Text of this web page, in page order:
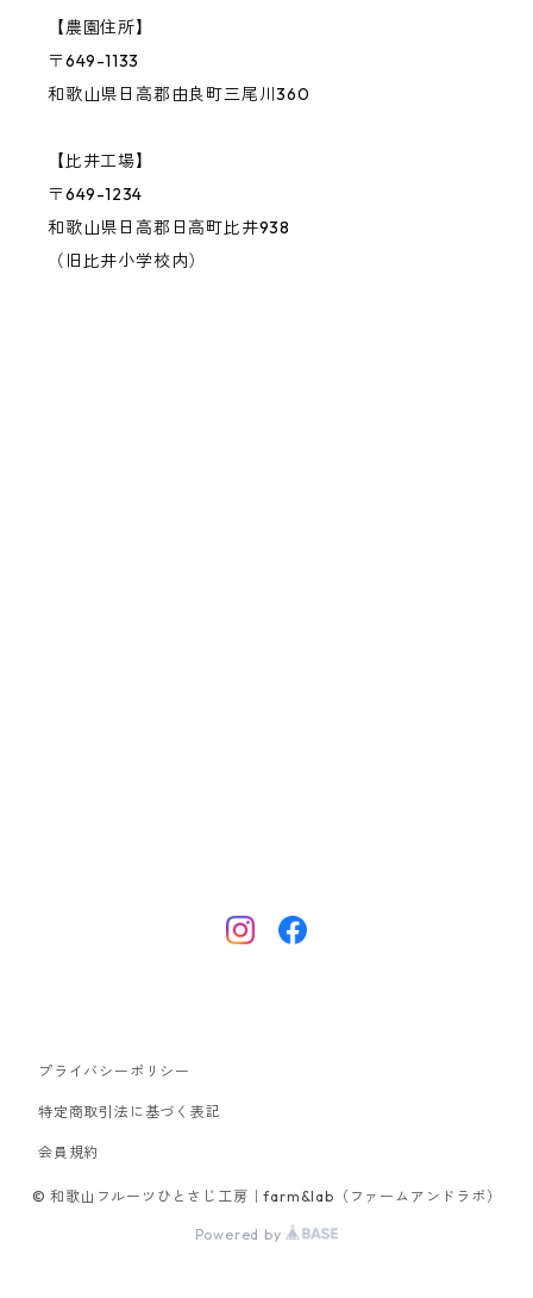
【農園住所】
〒649-1133
和歌山県日高郡由良町三尾川360
【比井工場】
〒649-1234
和歌山県日高郡日高町比井938
（旧比井小学校内）
プライバシーポリシー
特定商取引法に基づく表記
会員規約
© 和歌山フルーツひとさじ工房｜farm&lab（ファームアンドラボ）
Powered by